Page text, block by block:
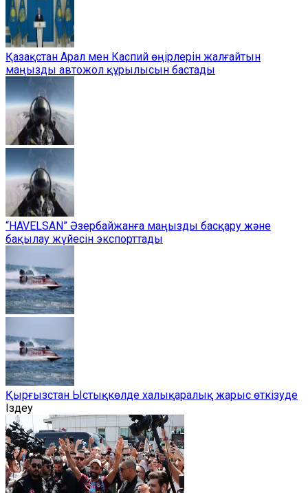
Қазақстан Арал мен Каспий өңірлерін жалғайтын
маңызды автожол құрылысын бастады
“HAVELSAN” Әзербайжанға маңызды басқару және
бақылау жүйесін экспорттады
Қырғызстан Ыстықкөлде халықаралық жарыс өткізуде
Іздеу